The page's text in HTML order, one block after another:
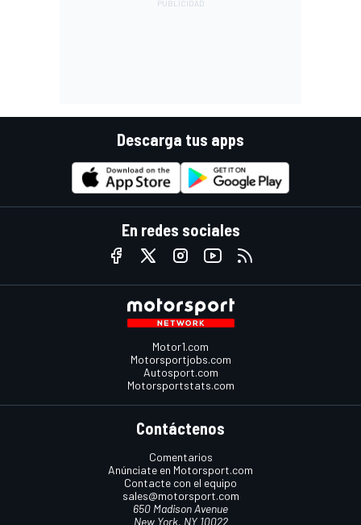
Descarga tus apps
En redes sociales
Motor1.com
Motorsportjobs.com
Autosport.com
Motorsportstats.com
Contáctenos
Comentarios
Anúnciate en Motorsport.com
Contacte con el equipo
sales@motorsport.com
650 Madison Avenue
New York, NY 10022